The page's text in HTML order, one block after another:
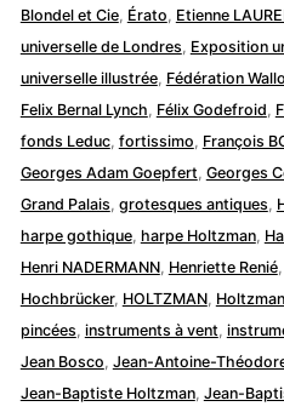
Blondel et Cie, Érato, Etienne
universelle de Londres, Exposition
universelle illustrée, Fédération
Felix Bernal Lynch, Félix Godefroid,
fonds Leduc, fortissimo, François
Georges Adam Goepfert, Georges
Grand Palais, grotesques antiques,
harpe gothique, harpe Holtzman,
Henri NADERMANN, Henriette Renié,
Hochbrücker, HOLTZMAN,
pincées, instruments à vent,
Jean Bosco, Jean-Antoine-
Jean-Baptiste Holtzman, Jean-